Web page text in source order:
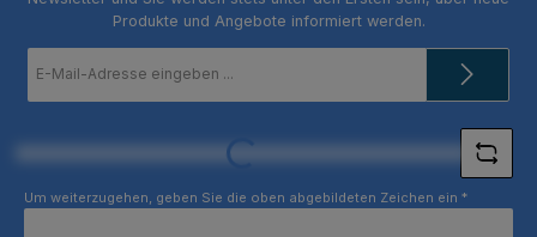
Produkte und Angebote informiert werden.
Mail-
Loading...
Um weiterzugehen, geben Sie die oben abgebildeten Zeichen ein *